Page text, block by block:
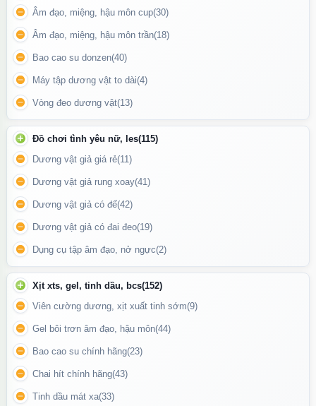
Hình ảnh phía trong và ngoài bao cao su đôn dên trong suốt
Bao cao su đôn dên trơn Penisvới nhiều đường gân lượn nổi
trên thân làm tăng sự ma sát lên âm đạo. Sản phẩm cấu tạo từ
chất liệu silicon mềm mại, co dãn phù hợp với mọi kích cỡ dương
vật của đàn ông. Bạn có thể kéo dãn nó ra nhưng sau khi thả ra
nó sẽ đàn hồi trở lại nguyên hình dạng cũ, điều này giúp bạn có
thể đeo bao vào dương vật một cách dễ dàng.
Thân bao đôn dên có nhiều gân nổi giúp tạo ma sát lên âm đạo
Âm đạo, miệng, hậu môn cup(30)
Âm đạo, miệng, hậu môn trần(18)
Bao cao su donzen(40)
Máy tập dương vật to dài(4)
Vòng đeo dương vật(13)
Đồ chơi tình yêu nữ, les(115)
Dương vật giả giá rẻ(11)
Dương vật giả rung xoay(41)
Dương vật giả có đế(42)
Dương vật giả có đai đeo(19)
Dụng cụ tập âm đạo, nở ngực(2)
Xịt xts, gel, tinh dầu, bcs(152)
Viên cường dương, xịt xuất tinh sớm(9)
Gel bôi trơn âm đạo, hậu môn(44)
Bao cao su chính hãng(23)
Chai hít chính hãng(43)
Tinh dầu mát xa(33)